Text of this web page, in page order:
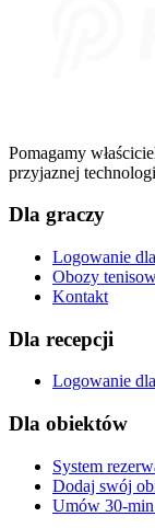
Pomagamy
przyjaznej
Dla graczy
Logowanie
Obozy
Kontakt
Dla recepcji
Logowanie
Dla obiektów
System
Dodaj swój
Umów 30-